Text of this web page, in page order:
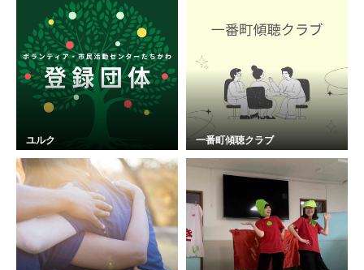
ユルク 一番町傾聴クラブ